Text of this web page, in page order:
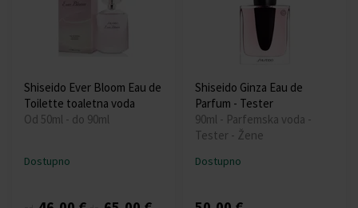
Shiseido Ever Bloom Eau de
Toilette toaletna voda
Od 50ml - do 90ml
Dostupno
Shiseido Ginza Eau de
Parfum - Tester
90ml - Parfemska voda -
Tester - Žene
Dostupno